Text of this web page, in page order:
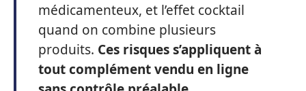
médicamenteux, et l’effet cocktail
quand on combine plusieurs
produits. Ces risques s’appliquent à
tout complément vendu en ligne